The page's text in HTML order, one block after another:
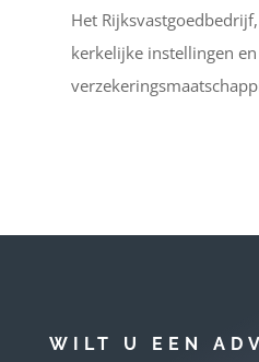
Het
kerkelijke instellingen en
WILT U EEN